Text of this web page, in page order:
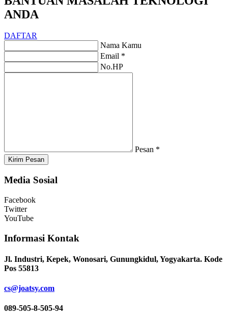
ANDA
DAFTAR
Nama Kamu
Email *
No.HP
Pesan *
Kirim Pesan
Media Sosial
Facebook
Twitter
YouTube
Informasi Kontak
Jl. Industri, Kepek, Wonosari, Gunungkidul, Yogyakarta. Kode
Pos 55813
cs@joatsy.com
089-505-8-505-94